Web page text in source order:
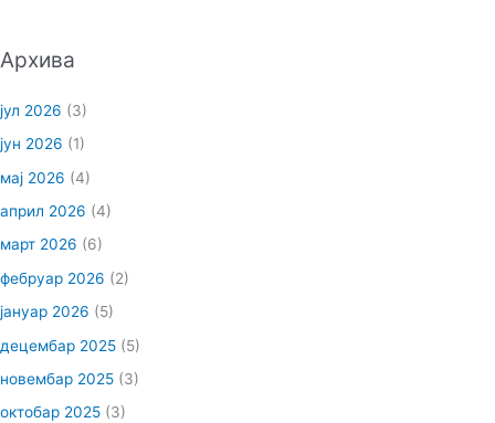
Архива
јул 2026 (3)
јун 2026 (1)
мај 2026 (4)
април 2026 (4)
март 2026 (6)
фебруар 2026 (2)
јануар 2026 (5)
децембар 2025 (5)
новембар 2025 (3)
октобар 2025 (3)